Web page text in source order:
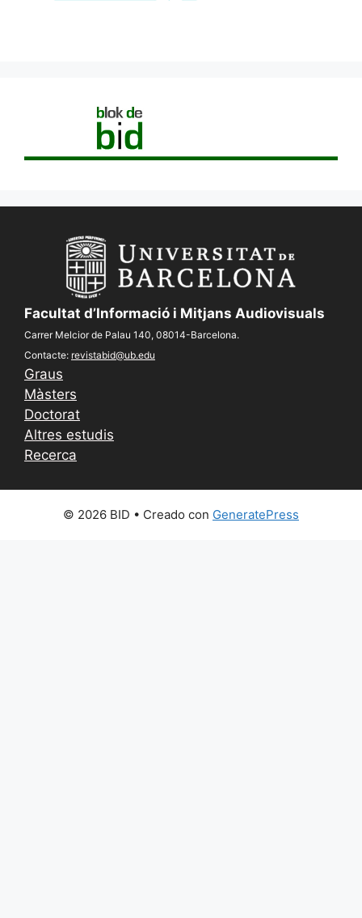
Facultat d’Informació i Mitjans Audiovisuals
Carrer Melcior de Palau 140, 08014-Barcelona.
Contacte: revistabid@ub.edu
Graus
Màsters
Doctorat
Altres estudis
Recerca
© 2026 BID • Creado con GeneratePress